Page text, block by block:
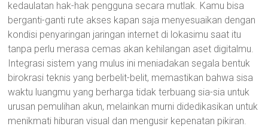
kedaulatan hak-hak pengguna secara mutlak. Kamu bisa
berganti-ganti rute akses kapan saja menyesuaikan dengan
kondisi penyaringan jaringan internet di lokasimu saat itu
tanpa perlu merasa cemas akan kehilangan aset digitalmu.
Integrasi sistem yang mulus ini meniadakan segala bentuk
birokrasi teknis yang berbelit-belit, memastikan bahwa sisa
waktu luangmu yang berharga tidak terbuang sia-sia untuk
urusan pemulihan akun, melainkan murni didedikasikan untuk
menikmati hiburan visual dan mengusir kepenatan pikiran.